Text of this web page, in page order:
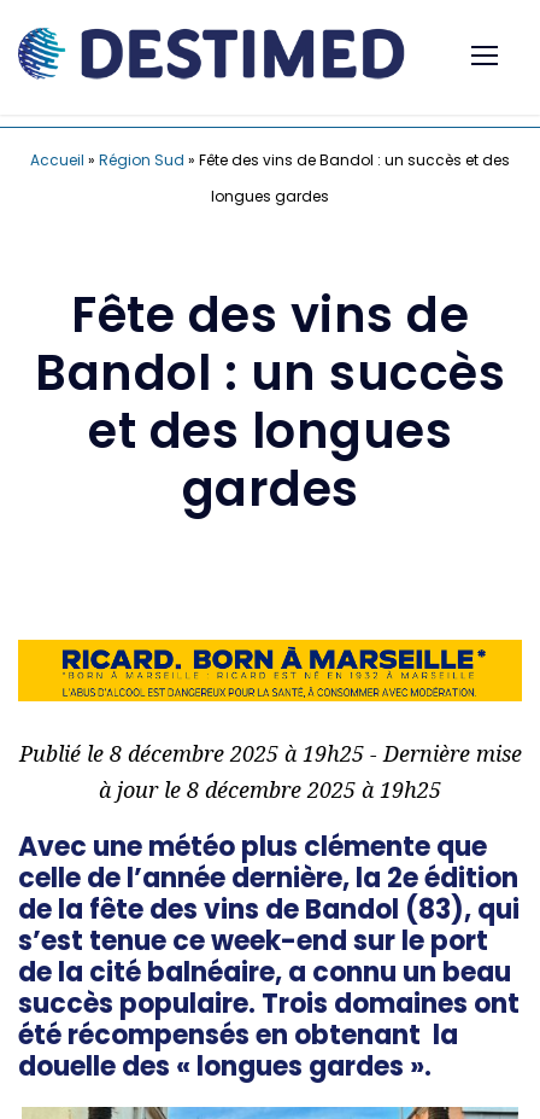
Accueil » Région Sud » Fête des vins de Bandol : un succès et des
longues gardes
Fête des vins de
Bandol : un succès
et des longues
gardes
Publié le 8 décembre 2025 à 19h25 - Dernière mise
à jour le 8 décembre 2025 à 19h25
Avec une météo plus clémente que
celle de l’année dernière, la 2e édition
de la fête des vins de Bandol (83), qui
s’est tenue ce week-end sur le port
de la cité balnéaire, a connu un beau
succès populaire. Trois domaines ont
été récompensés en obtenant la
douelle des « longues gardes ».